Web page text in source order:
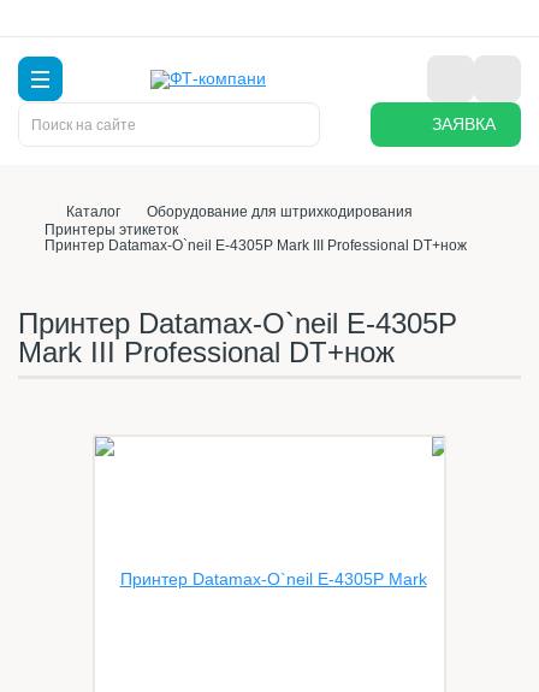
ЗАЯВКА
Каталог
Оборудование для штрихкодирования
Принтеры этикеток
Принтер Datamax-O`neil E-4305P Mark III Professional DT+нож
Принтер Datamax-O`neil E-4305P
Mark III Professional DT+нож